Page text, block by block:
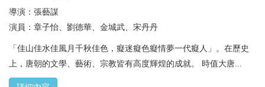
導演：張藝謀
演員：章子怡、劉德華、金城武、宋丹丹
「佳山佳水佳風月千秋佳色，癡迷癡色癡情夢一代癡人」。在歷史
上，唐朝的文學、藝術、宗教皆有高度輝煌的成就。 時值大唐...